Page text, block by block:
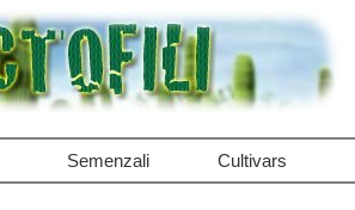
Semenzali Cultivars